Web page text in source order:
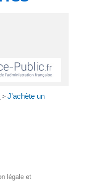
> J'achète un
légale et